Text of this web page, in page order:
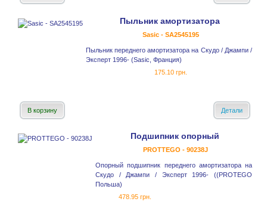
Пыльник амортизатора
Sasic - SA2545195
Пыльник переднего амортизатора на Скудо / Джампи /
Эксперт 1996- (Sasic, Франция)
175.10 грн.
В корзину Детали
Подшипник опорный
PROTTEGO - 90238J
Опорный подшипник переднего амортизатора на
Скудо / Джампи / Эксперт 1996- ((PROTEGO
Польша)
478.95 грн.